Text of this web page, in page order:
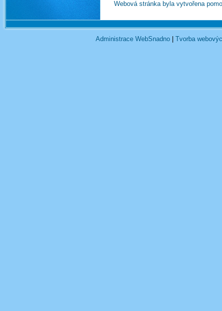
Webová stránka byla vytvořena
Administrace WebSnadno Tvorba